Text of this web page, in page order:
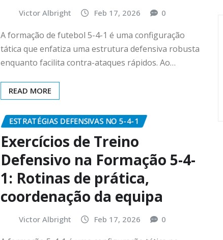
Victor Albright Feb 17, 2026 0
A formação de futebol 5-4-1 é uma configuração
tática que enfatiza uma estrutura defensiva robusta
enquanto facilita contra-ataques rápidos. Ao…
READ MORE
ESTRATÉGIAS DEFENSIVAS NO 5-4-1
Exercícios de Treino
Defensivo na Formação 5-4-
1: Rotinas de prática,
coordenação da equipa
Victor Albright Feb 17, 2026 0